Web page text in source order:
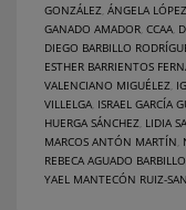
GONZÁLEZ ÁNGELA
GANADO AMADOR CCAA
DIEGO BARBILLO
ESTHER BARRIENTOS
VALENCIANO MIGUÉLEZ
VILLELGA ISRAEL GARCÍA
HUERGA SÁNCHEZ LIDIA
MARCOS ANTÓN MARTÍN
REBECA AGUADO BARBILLO
YAEL MANTECÓN RUIZ-